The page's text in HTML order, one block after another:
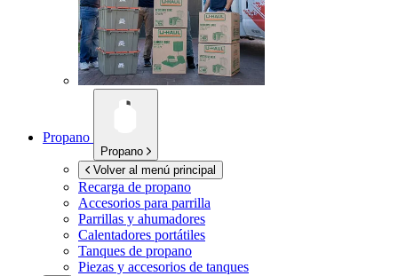
Propano
Propano
Volver al menú principal
Recarga de propano
Accesorios para parrilla
Parrillas y ahumadores
Calentadores portátiles
Tanques de propano
Piezas y accesorios de tanques